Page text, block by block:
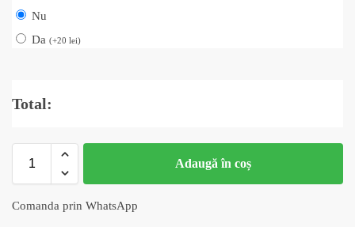
Nu
Da (+20 lei)
Total:
Adaugă în coș
Comanda prin WhatsApp